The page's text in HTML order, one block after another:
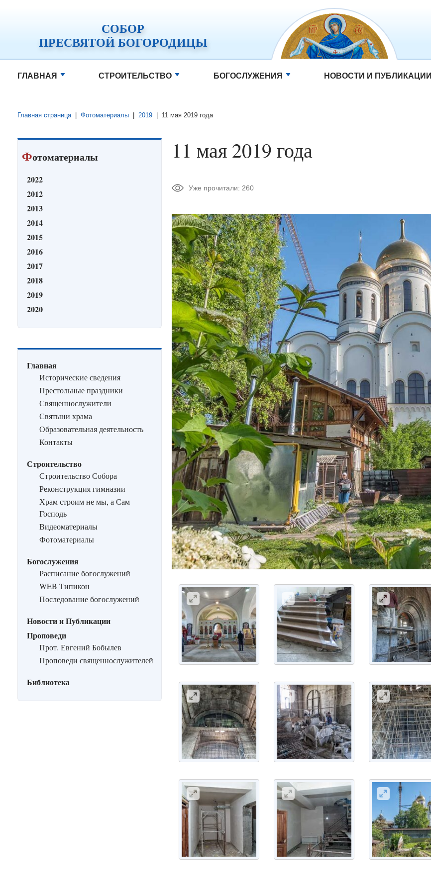
СОБОР
ПРЕСВЯТОЙ БОГОРОДИЦЫ
ГЛАВНАЯ СТРОИТЕЛЬСТВО БОГОСЛУЖЕНИЯ НОВОСТИ И ПУБЛИКАЦИИ
Главная страница | Фотоматериалы | 2019 | 11 мая 2019 года
Фотоматериалы
2022
2012
2013
2014
2015
2016
2017
2018
2019
2020
Главная
Исторические сведения
Престольные праздники
Священнослужители
Святыни храма
Образовательная деятельность
Контакты
Строительство
Строительство Собора
Реконструкция гимназии
Храм строим не мы, а Сам
Господь
Видеоматериалы
Фотоматериалы
Богослужения
Расписание богослужений
WEB Типикон
Последование богослужений
Новости и Публикации
Проповеди
Прот. Евгений Бобылев
Проповеди священнослужителей
Библиотека
11 мая 2019 года
Уже прочитали: 260